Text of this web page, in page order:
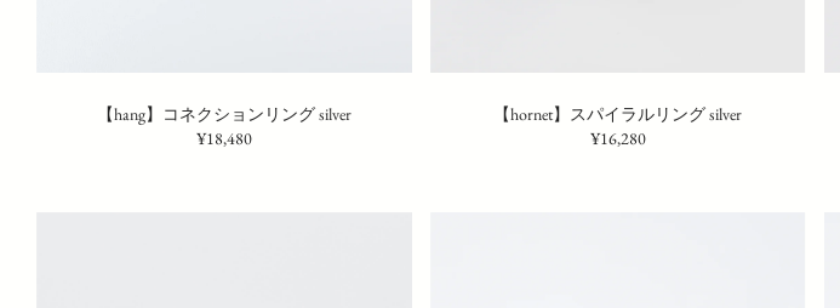
【hang】コネクションリング silver
¥18,480
【hornet】スパイラルリング silver
¥16,280